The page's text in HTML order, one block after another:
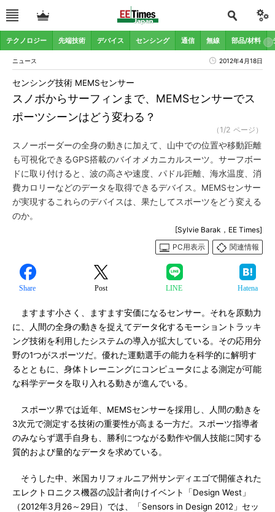
テクノロジー 先端技術 デバイス センシング 通信 無線 部品/材料
ニュース 2012年4月18日
スノボからサーフィンまで、MEMSセンサーでス
ポーツシーンはどう変わる？
センシング技術 MEMSセンサー
（1/2 ページ）
スノーボーダーの全身の動きに加えて、山中での位置や移動距離
も可視化できるGPS搭載のバイオメカニカルスーツ。サーフボー
ドに取り付けると、波の高さや速度、パドル距離、海水温度、消
費カロリーなどのデータを取得できるデバイス。MEMSセンサー
が実現するこれらのデバイスは、果たしてスポーツをどう変える
のか。
[Sylvie Barak，EE Times]
PC用表示
関連情報
Share Post LINE Hatena
ますます小さく、ますます安価になるセンサー。それを原動力
に、人間の全身の動きを捉えてデータ化するモーショントラッキ
ング技術を利用したシステムの導入が拡大している。その応用分
野の1つがスポーツだ。優れた運動選手の能力を科学的に解明す
るとともに、身体トレーニングにコンピュータによる測定が可能
な科学データを取り入れる動きが進んでいる。
スポーツ界では近年、MEMSセンサーを採用し、人間の動きを
3次元で測定する技術の重要性が高まる一方だ。スポーツ指導者
のみならず選手自身も、勝利につながる動作や個人技能に関する
質的および量的なデータを求めている。
そうした中、米国カリフォルニア州サンディエゴで開催された
エレクトロニクス機器の設計者向けイベント「Design West」
（2012年3月26～29日）では、「Sensors in Design 2012」セッ